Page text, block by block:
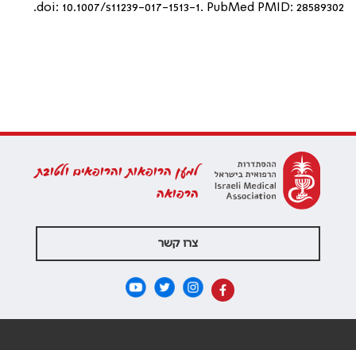
doi: 10.1007/s11239-017-1513-1. PubMed PMID: 28589302.
למען הרופאות והרופאים ולטובת
הרפואה
צרו קשר